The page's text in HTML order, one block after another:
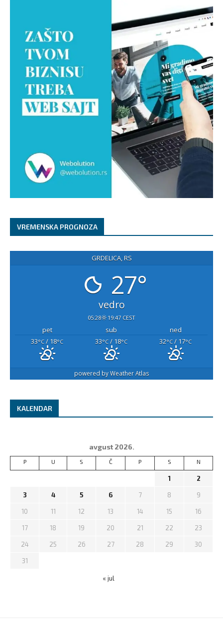
VREMENSKA PROGNOZA
GRDELICA, RS
27°
vedro
05:28 19:47 CEST
pet sub
ned
33°C / 18°C 33°C / 18°C 32°C / 17°C
powered byWeather Atlas
KALENDAR
avgust 2026.
P U S Č P S N
1 2
3 4 5 6 7 8 9
10 11 12 13 14 15 16
17 18 19 20 21 22 23
24 25 26 27 28 29 30
31
« jul